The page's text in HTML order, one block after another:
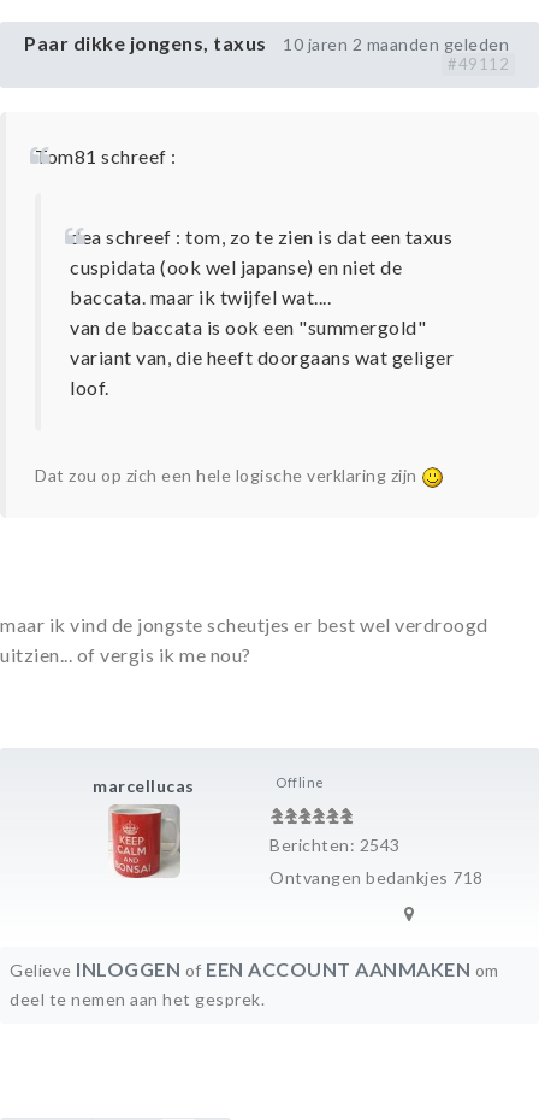
Paar dikke jongens, taxus 10 jaren 2 maanden geleden
#49112
marcellucas Offline
Berichten: 2543
Ontvangen bedankjes 718
Tom81 schreef :
dea schreef : tom, zo te zien is dat een taxus
cuspidata (ook wel japanse) en niet de
baccata. maar ik twijfel wat....
van de baccata is ook een "summergold"
variant van, die heeft doorgaans wat geliger
loof.
Dat zou op zich een hele logische verklaring zijn
maar ik vind de jongste scheutjes er best wel verdroogd
uitzien... of vergis ik me nou?
Gelieve INLOGGEN of EEN ACCOUNT AANMAKEN om
deel te nemen aan het gesprek.